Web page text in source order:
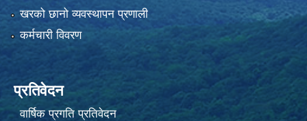
खरको छानो व्यवस्थापन प्रणाली
कर्मचारी विवरण
प्रतिवेदन
वार्षिक प्रगति प्रतिवेदन